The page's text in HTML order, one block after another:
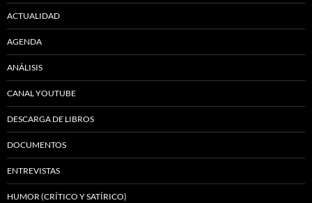
ACTUALIDAD
AGENDA
ANÁLISIS
CANAL YOUTUBE
DESCARGA DE LIBROS
DOCUMENTOS
ENTREVISTAS
HUMOR (CRÍTICO Y SATÍRICO)